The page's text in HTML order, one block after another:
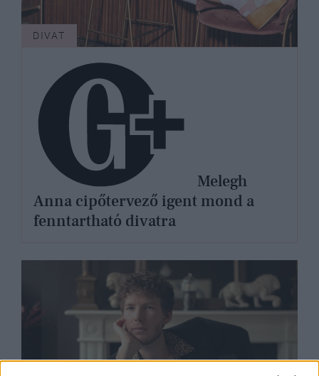
DIVAT
Anna cipőtervező igent mond a
fenntartható divatra